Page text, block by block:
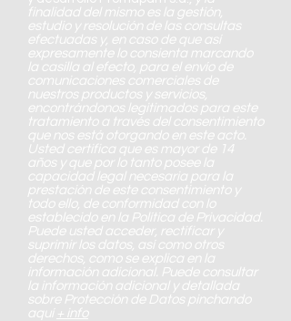
finalidad del mismo es la gestión,
estudio y resolución de las consultas
efectuadas y, en caso de que así
expresamente lo consienta marcando
la casilla al efecto, para el envío de
comunicaciones comerciales de
nuestros productos y servicios,
encontrándonos legitimados para este
tratamiento a través del consentimiento
que nos está otorgando en este acto.
Usted certifica que es mayor de 14
años y que por lo tanto posee la
capacidad legal necesaria para la
prestación de este consentimiento y
todo ello, de conformidad con lo
establecido en la Política de Privacidad.
Puede usted acceder, rectificar y
suprimir los datos, así como otros
derechos, como se explica en la
información adicional. Puede consultar
la información adicional y detallada
sobre Protección de Datos pinchando
aquí + info